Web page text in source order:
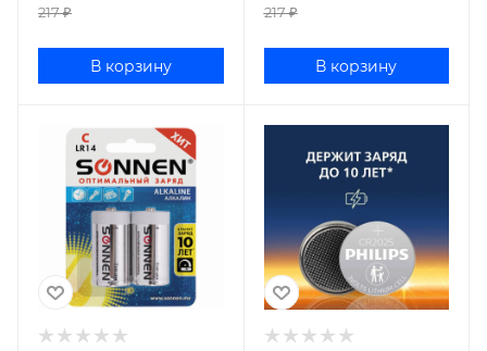
217₽
В корзину
217₽
В корзину